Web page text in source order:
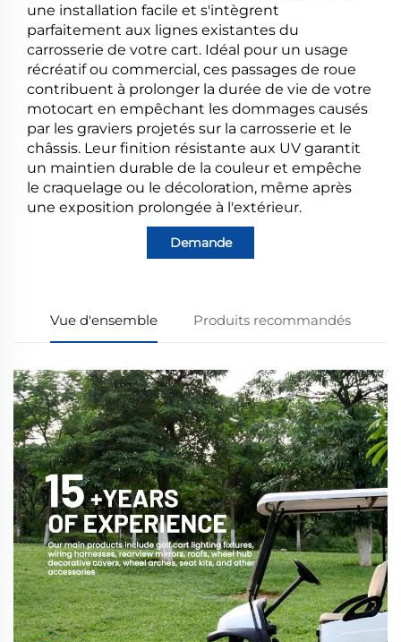
une installation facile et s'intègrent
parfaitement aux lignes existantes du
carrosserie de votre cart. Idéal pour un usage
récréatif ou commercial, ces passages de roue
contribuent à prolonger la durée de vie de votre
motocart en empêchant les dommages causés
par les graviers projetés sur la carrosserie et le
châssis. Leur finition résistante aux UV garantit
un maintien durable de la couleur et empêche
le craquelage ou le décoloration, même après
une exposition prolongée à l'extérieur.
Demande
Vue d'ensemble Produits recommandés